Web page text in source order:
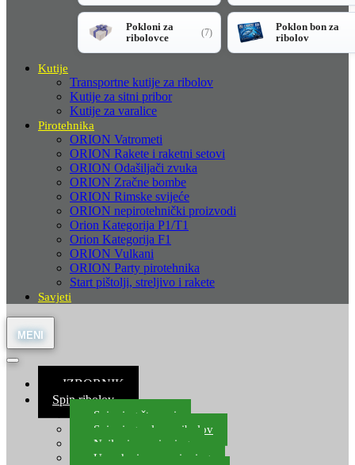
Pokloni za
ribolovce
(7)
Poklon bon za
ribolov
Kutije
Transportne kutije za ribolov
Kutije za sitni pribor
Kutije za varalice
Pirotehnika
ORION Vatrometi
ORION Rakete i raketni setovi
ORION Odašiljači zvuka
ORION Zračne bombe
ORION Rimske svijeće
ORION nepirotehnički proizvodi
Orion Kategorija P1/T1
Orion Kategorija F1
ORION Vulkani
ORION Party pirotehnika
Start pištolji, streljivo i rakete
Savjeti
≡ IZBORNIK
Spin ribolov
Spinning štapovi
Spinning role za ribolov
Najloni za spinning
Upredenice za spinning